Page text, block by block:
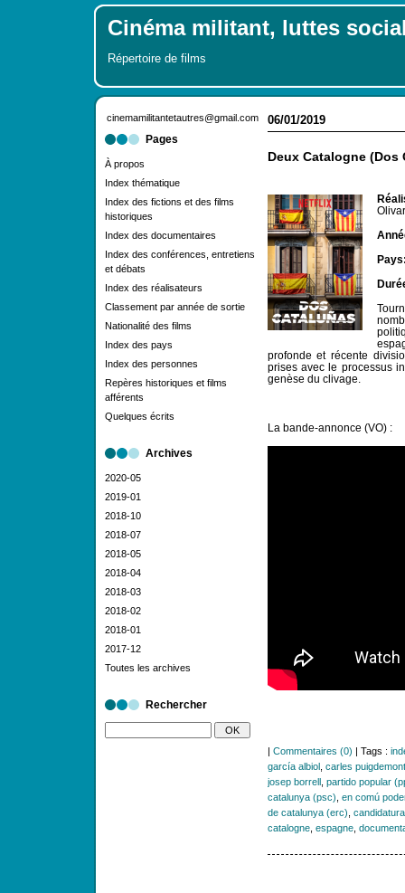
Cinéma militant, luttes
Répertoire de films
cinemamilitantetautres@gmail.com
Pages
À propos
Index thématique
Index des fictions et des films
historiques
Index des documentaires
Index des conférences, entretiens
et débats
Index des réalisateurs
Classement par année de sortie
Nationalité des films
Index des pays
Index des personnes
Repères historiques et films
afférents
Quelques écrits
Archives
2020-05
2019-01
2018-10
2018-07
2018-05
2018-04
2018-03
2018-02
2018-01
2017-12
Toutes les archives
Rechercher
06/01/2019
Deux Catalogne (Dos
profonde et récente
prises avec le processus
genèse du clivage.
La bande-annonce (VO) :
| Commentaires (0) | Tags :
garcía albiol, carles puigdemont
josep borrell, partido popular
catalunya (psc) en comú
de catalunya (erc)
catalogne, espagne,